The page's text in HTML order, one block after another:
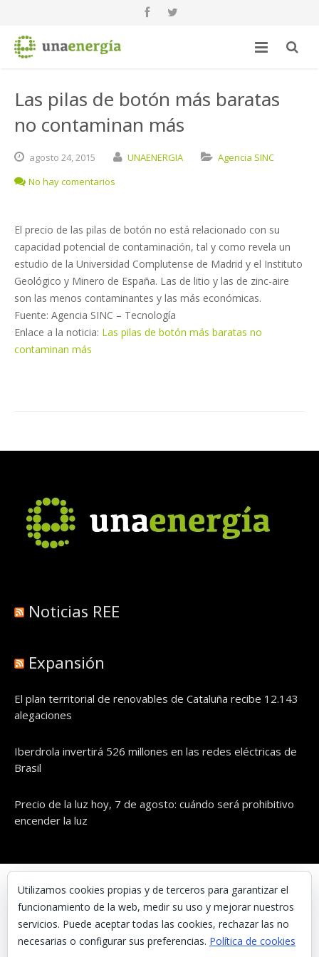
Las pilas de botón más baratas
no contaminan más
agosto 24,2015 UNAENERGIA
Agencia SINC
No hay comentarios
El precio de las pilas de botón no está relacionado con su
capacidad potencial de contaminación, tal y como revela un
estudio de la Universidad Complutense de Madrid y el Instituto
Geológico y Minero de España. Las de litio y las de zinc-aire
son las menos contaminantes y las más económicas.
Fuente: Agencia SINC – Tecnología
Enlace a la noticia: Las pilas de botón más baratas no
contaminan más
Noticias REE
Expansión
El plan territorial de renovables de Cataluña recibe 12.143
alegaciones
Iberdrola invertirá 526 millones en las redes eléctricas de
Brasil
Precio de la luz hoy, 7 de agosto: cuándo será prohibitivo
encender la luz
© UNAENERGÍA, S.L.
Inicio
Contacta con nosotros
Utilizamos cookies propias y de terceros para garantizar el
funcionamiento de la web, medir su uso y mejorar nuestros
servicios. Puede aceptar todas las cookies, rechazar las no
necesarias o configurar sus preferencias. Política de cookies